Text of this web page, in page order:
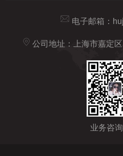
电子邮箱：
公司地址：上海市嘉定
业务咨